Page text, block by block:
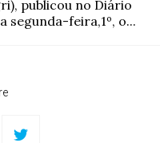
publicou no Diário
segunda-feira,1º, o...